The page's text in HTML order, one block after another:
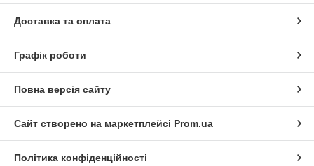
Доставка та оплата
Графік роботи
Повна версія сайту
Сайт створено на маркетплейсі Prom.ua
Політика конфіденційності